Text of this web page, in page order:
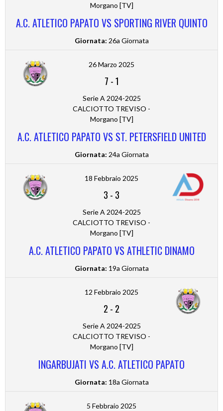
Morgano [TV]
A.C. ATLETICO PAPATO VS SPORTING RIVER QUINTO
Giornata: 26a Giornata
26 Marzo 2025
7 -1
Serie A 2024-2025
CALCIOTTO TREVISO -
Morgano [TV]
A.C. ATLETICO PAPATO VS ST. PETERSFIELD UNITED
Giornata: 24a Giornata
18 Febbraio 2025
3 - 3
Serie A 2024-2025
CALCIOTTO TREVISO -
Morgano [TV]
A.C. ATLETICO PAPATO VS ATHLETIC DINAMO
Giornata: 19a Giornata
12 Febbraio 2025
2 - 2
Serie A 2024-2025
CALCIOTTO TREVISO -
Morgano [TV]
INGARBUJATI VS A.C. ATLETICO PAPATO
Giornata: 18a Giornata
5 Febbraio 2025